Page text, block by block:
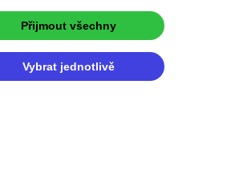
Přijmout všechny
Vybrat jednotlivě